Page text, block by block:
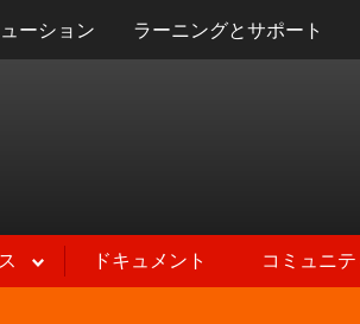
ーション ラーニングとサポート
ドキュメント コミュニテ